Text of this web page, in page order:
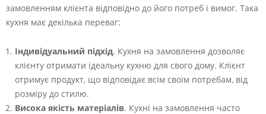
замовленням клієнта відповідно до його потреб і вимог. Така
кухня має декілька переваг:
Індивідуальний підхід. Кухня на замовлення дозволяє
клієнту отримати ідеальну кухню для свого дому. Клієнт
отримує продукт, що відповідає всім своїм потребам, від
розміру до стилю.
Висока якість матеріалів. Кухні на замовлення часто